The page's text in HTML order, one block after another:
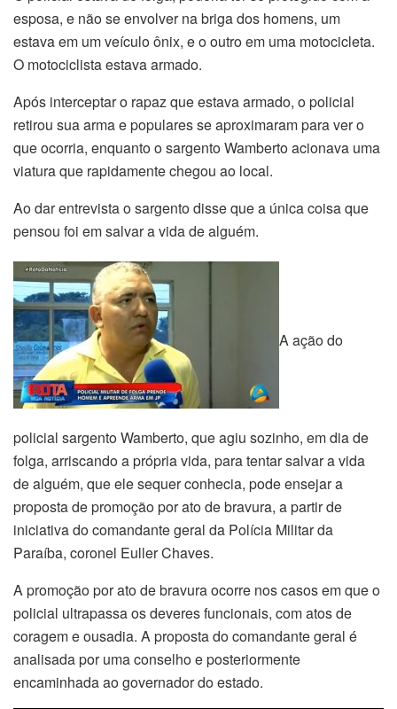
esposa, e não se envolver na briga dos homens, um
estava em um veículo ônix, e o outro em uma motocicleta.
O motociclista estava armado.
Após interceptar o rapaz que estava armado, o policial
retirou sua arma e populares se aproximaram para ver o
que ocorria, enquanto o sargento Wamberto acionava uma
viatura que rapidamente chegou ao local.
Ao dar entrevista o sargento disse que a única coisa que
pensou foi em salvar a vida de alguém.
A ação do
policial sargento Wamberto, que agiu sozinho, em dia de
folga, arriscando a própria vida, para tentar salvar a vida
de alguém, que ele sequer conhecia, pode ensejar a
proposta de promoção por ato de bravura, a partir de
iniciativa do comandante geral da Polícia Militar da
Paraíba, coronel Euller Chaves.
A promoção por ato de bravura ocorre nos casos em que o
policial ultrapassa os deveres funcionais, com atos de
coragem e ousadia. A proposta do comandante geral é
analisada por uma conselho e posteriormente
encaminhada ao governador do estado.